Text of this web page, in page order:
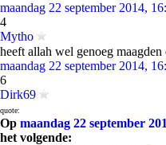
maandag 22 september 2014,
4
Mytho
heeft allah wel genoeg maagden
maandag 22 september 2014,
6
Dirk69
quote:
Op maandag 22 september
het volgende: